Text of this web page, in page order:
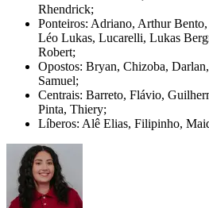
Rhendrick;
Ponteiros: Adriano, Arthur
Léo Lukas, Lucarelli, Lukas
Robert;
Opostos: Bryan, Chizoba,
Samuel;
Centrais: Barreto, Flávio,
Pinta, Thiery;
Líberos: Alê Elias, Filipinho,